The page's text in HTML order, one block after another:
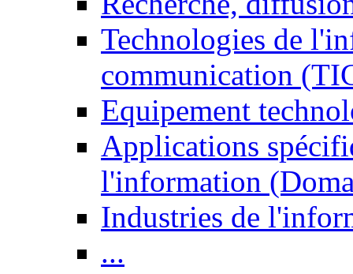
Technologies de
communication
Equipement
Applications
l'information
Industries de
...